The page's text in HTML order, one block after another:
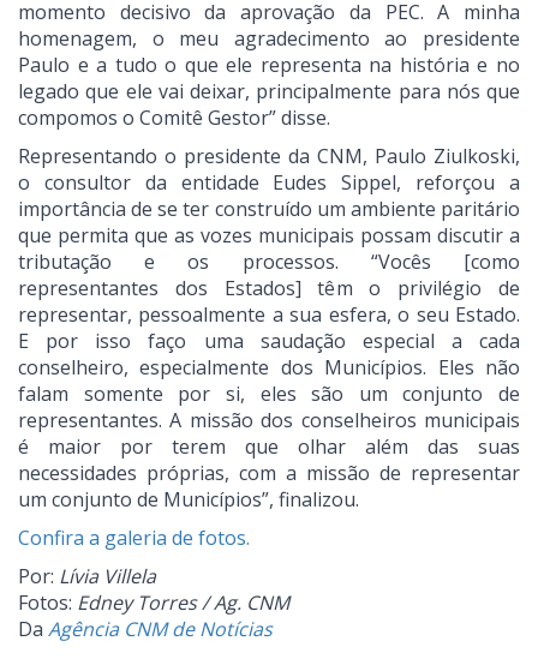
momento decisivo da aprovação da PEC. A minha
homenagem, o meu agradecimento ao presidente
Paulo e a tudo o que ele representa na história e no
legado que ele vai deixar, principalmente para nós que
compomos o Comitê Gestor” disse.
Representando o presidente da CNM, Paulo Ziulkoski,
o consultor da entidade Eudes Sippel, reforçou a
importância de se ter construído um ambiente paritário
que permita que as vozes municipais possam discutir a
tributação e os processos. “Vocês [como
representantes dos Estados] têm o privilégio de
representar, pessoalmente a sua esfera, o seu Estado.
E por isso faço uma saudação especial a cada
conselheiro, especialmente dos Municípios. Eles não
falam somente por si, eles são um conjunto de
representantes. A missão dos conselheiros municipais
é maior por terem que olhar além das suas
necessidades próprias, com a missão de representar
um conjunto de Municípios”, finalizou.
Confira a galeria de fotos.
Por: Lívia Villela
Fotos: Edney Torres / Ag. CNM
Da Agência CNM de Notícias